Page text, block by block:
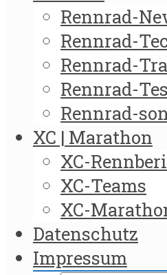
Rennrad-
Rennrad-
Rennrad-
Rennrad-
Rennrad-
XC | Marathon
XC-
XC-Teams
XC-
Datenschutz
Impressum